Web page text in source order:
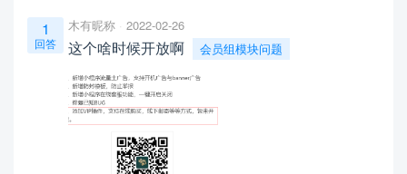
1
回答
木有昵称 2022-02-26
这个啥时候开放啊 会员组模块问题